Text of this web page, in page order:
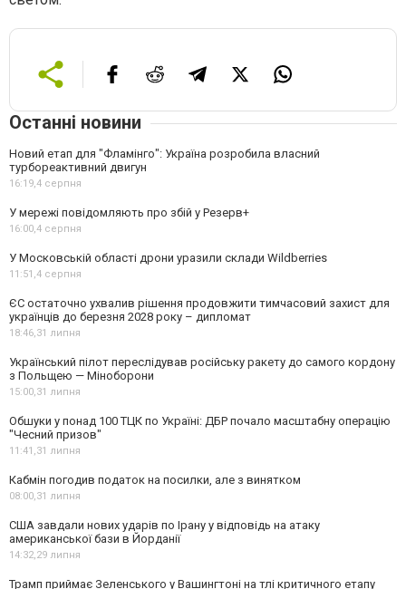
Останні новини
Новий етап для "Фламінго": Україна розробила власний
турбореактивний двигун
16:19,4 серпня
У мережі повідомляють про збій у Резерв+
16:00,4 серпня
У Московській області дрони уразили склади Wildberries
11:51,4 серпня
ЄС остаточно ухвалив рішення продовжити тимчасовий захист для
українців до березня 2028 року – дипломат
18:46,31 липня
Український пілот переслідував російську ракету до самого кордону
з Польщею — Міноборони
15:00,31 липня
Обшуки у понад 100 ТЦК по Україні: ДБР почало масштабну операцію
"Чесний призов"
11:41,31 липня
Кабмін погодив податок на посилки, але з винятком
08:00,31 липня
США завдали нових ударів по Ірану у відповідь на атаку
американської бази в Йорданії
14:32,29 липня
Трамп приймає Зеленського у Вашингтоні на тлі критичного етапу